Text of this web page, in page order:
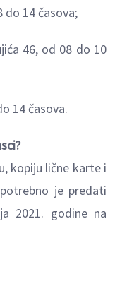
do 14 časova;
46, od 08 do 10
14 časova.
kopiju lične karte i
je predati
2021. godine na